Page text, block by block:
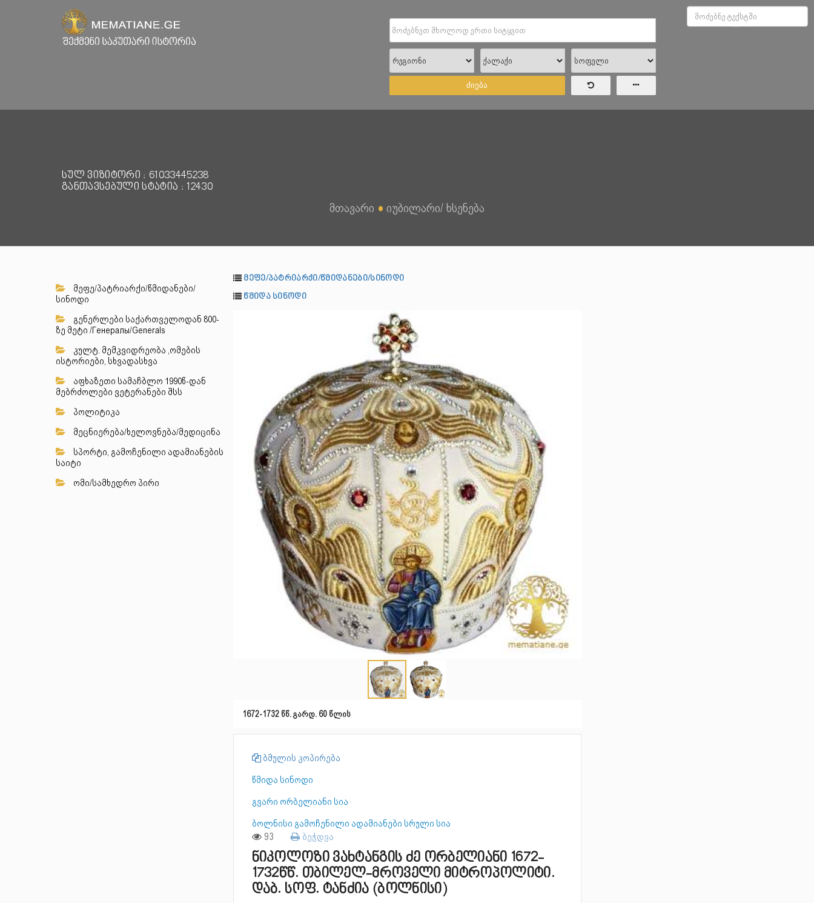
ძიება
სულ ვიზიტორი : 61033445238
განთავსებული სტატია : 12430
მთავარი ● იუბილარი/ ხსენება
მეფე/პატრიარქი/წმიდანები/
სინოდი
გენერლები საქართველოდან 800-
ზე მეტი /Генералы/Generals
კულტ. მემკვიდრეობა ,ომების
ისტორიები, სხვადასხვა
აფხაზეთი სამაჩბლო 1990წ-დან
მებრძოლები ვეტერანები შსს
პოლიტიკა
მეცნიერება/ხელოვნება/მედიცინა
სპორტი, გამოჩენილი ადამიანების
საიტი
ომი/სამხედრო პირი
მეფე/პატრიარქი/წმიდანები/სინოდი
წმიდა სინოდი
1672-1732 წწ. გარდ. 60 წლის
ბმულის კოპირება
წმიდა სინოდი
გვარი ორბელიანი სია
ბოლნისი გამოჩენილი ადამიანები სრული სია
93 ბეჭდვა
ნიკოლოზი ვახტანგის ძე ორბელიანი 1672-
1732წწ. თბილელ-მროველი მიტროპოლიტი.
დაბ. სოფ. ტანძია (ბოლნისი)